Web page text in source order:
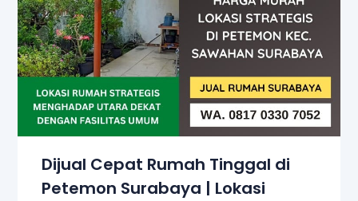
Dijual Cepat Rumah Tinggal di
Petemon Surabaya | Lokasi